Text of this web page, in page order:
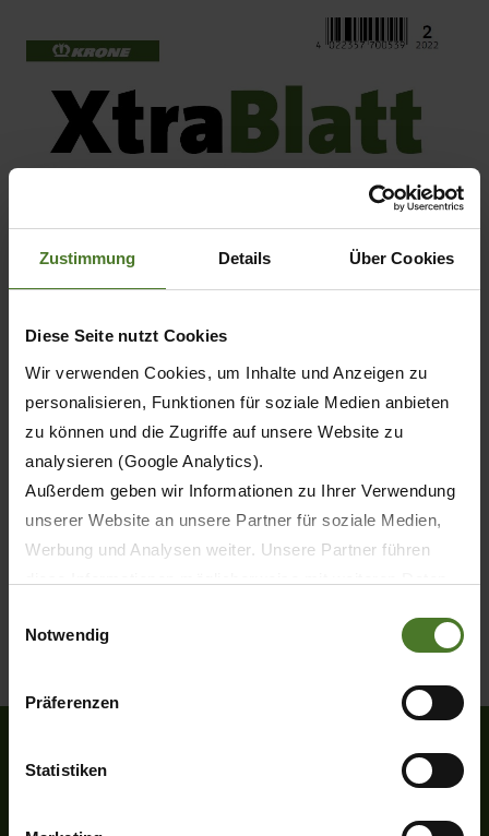
Zustimmung Details Über Cookies
Diese Seite nutzt Cookies
Wir verwenden Cookies, um Inhalte und Anzeigen zu
personalisieren, Funktionen für soziale Medien anbieten
zu können und die Zugriffe auf unsere Website zu
analysieren (Google Analytics).
Außerdem geben wir Informationen zu Ihrer Verwendung
unserer Website an unsere Partner für soziale Medien,
Werbung und Analysen weiter. Unsere Partner führen
sie im Rahmen Ihrer Nutzung der Dienste gesammelt
Wir setzen im Rahmen des Trackings auch Dienstleister
Datenschutzbestimmungen ein, wodurch das Risiko von
behördlichen Zugriffen bzw. von Kontrollverlust bzgl.
Notwendig
Präferenzen
Statistiken